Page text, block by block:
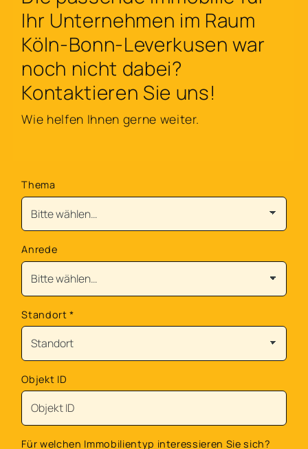
Ihr Unternehmen im Raum
Köln-Bonn-Leverkusen war
noch nicht dabei?
Kontaktieren Sie uns!
Wie helfen Ihnen gerne weiter.
Thema
Anrede
Standort*
Objekt ID
Für welchen Immobilientyp interessieren Sie sich?